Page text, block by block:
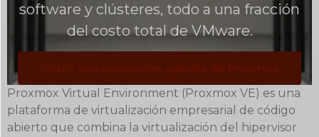
software y clústeres, todo a una fracción
del costo total de VMware.
Obtén una evaluación gratuita de Proxmox
Proxmox Virtual Environment (Proxmox VE) es una
plataforma de virtualización empresarial de código
abierto que combina la virtualización del hipervisor